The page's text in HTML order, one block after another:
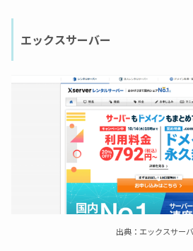
エックスサーバー
出典：エックスサー